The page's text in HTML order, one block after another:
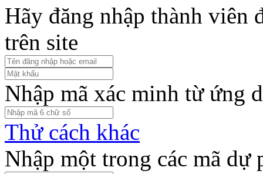
Hãy đăng nhập thành viên
trên site
Nhập mã xác minh từ ứng
Thử cách khác
Nhập một trong các mã dự